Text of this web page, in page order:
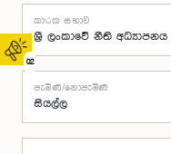
02
කාරක සභාව
පැමිණි/නොපැමිණි